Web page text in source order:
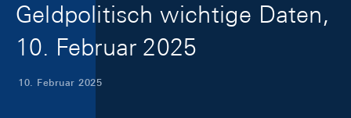
Geldpolitisch wichtige Daten,
10. Februar 2025
10. Februar 2025